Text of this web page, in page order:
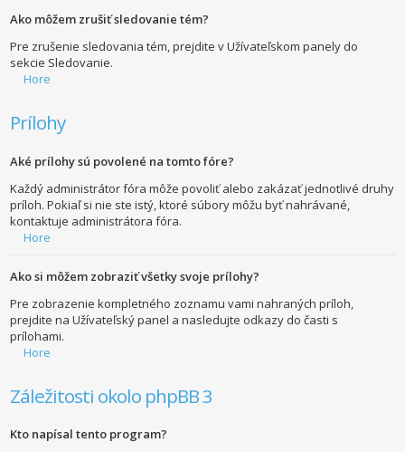
Ako môžem zrušiť sledovanie tém?
Pre zrušenie sledovania tém, prejdite v Užívateľskom panely do
sekcie Sledovanie.
Hore
Prílohy
Aké prílohy sú povolené na tomto fóre?
Každý administrátor fóra môže povoliť alebo zakázať jednotlivé druhy
príloh. Pokiaľ si nie ste istý, ktoré súbory môžu byť nahrávané,
kontaktuje administrátora fóra.
Hore
Ako si môžem zobraziť všetky svoje prílohy?
Pre zobrazenie kompletného zoznamu vami nahraných príloh,
prejdite na Užívateľský panel a nasledujte odkazy do časti s
prílohami.
Hore
Záležitosti okolo phpBB 3
Kto napísal tento program?